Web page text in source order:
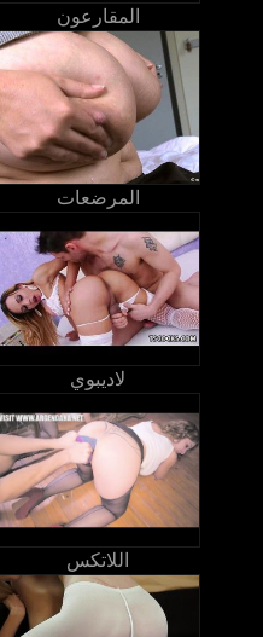
المقارعون
المرضعات
لاديبوي
اللاتكس